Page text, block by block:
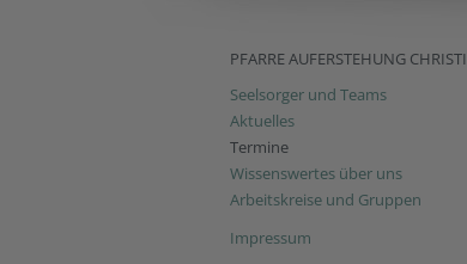
PFARRE AUFERSTEHUNG CHRISTI
Seelsorger und Teams
Aktuelles
Termine
Wissenswertes über uns
Arbeitskreise und Gruppen
Impressum